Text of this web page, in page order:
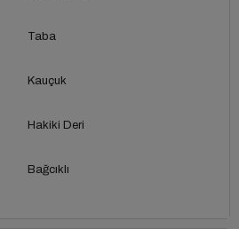
Taba
Kauçuk
Hakiki Deri
Bağcıklı